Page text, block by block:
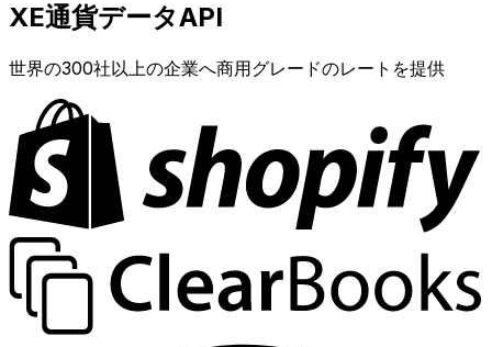
XE通貨データAPI
世界の300社以上の企業へ商用グレードのレートを提供